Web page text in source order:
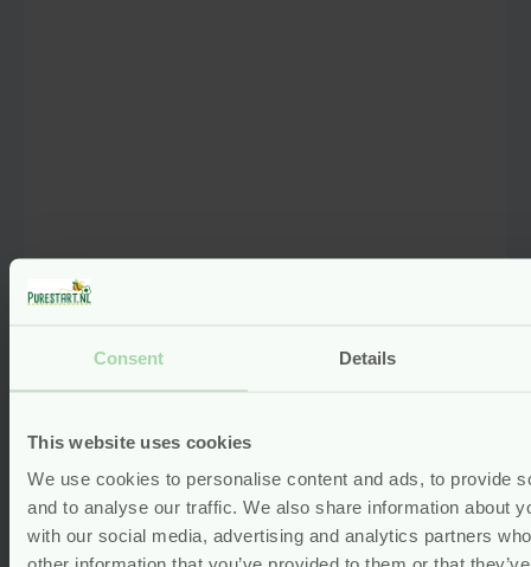
Consent Details
This website uses cookies
We use cookies to personalise content and ads, to provide
and to analyse our traffic. We also share information about
with our social media, advertising and analytics partners
Stuks – Biologisch Katoen – Imse
& Vimse
Gewaardeerd3.67uit 5
(3)